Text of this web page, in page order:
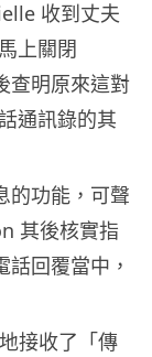
收到丈夫
上關閉
查明原來這對
通訊錄的其
的功能，可聲
其後核實指
回覆當中，
接收了「傳